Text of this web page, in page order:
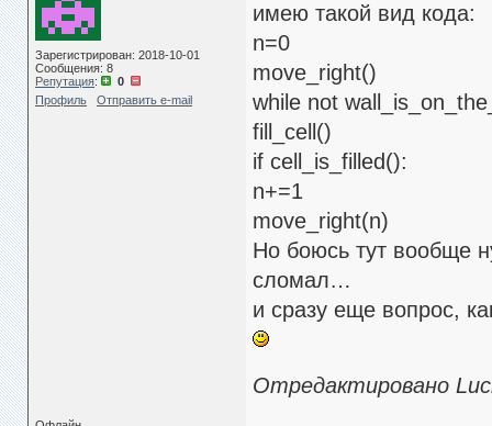
Зарегистрирован: 2018-10-01
Сообщения: 8
Репутация:
0
Профиль
Отправить e-mail
имею такой вид кода:
n=0
move_right()
while not
fill_cell()
if cell_is_filled():
n+=1
move_right(n)
Но боюсь тут вообще
сломал…
и сразу еще вопрос,
Отредактировано